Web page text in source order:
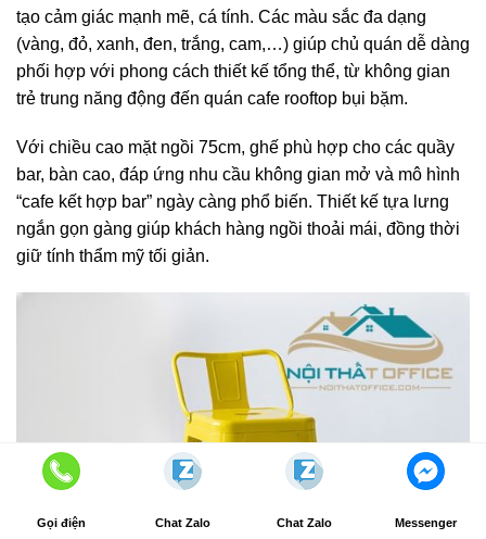
tạo cảm giác mạnh mẽ, cá tính. Các màu sắc đa dạng
(vàng, đỏ, xanh, đen, trắng, cam,…) giúp chủ quán dễ dàng
phối hợp với phong cách thiết kế tổng thể, từ không gian
trẻ trung năng động đến quán cafe rooftop bụi bặm.
Với chiều cao mặt ngồi 75cm, ghế phù hợp cho các quầy
bar, bàn cao, đáp ứng nhu cầu không gian mở và mô hình
“cafe kết hợp bar” ngày càng phổ biến. Thiết kế tựa lưng
ngắn gọn gàng giúp khách hàng ngồi thoải mái, đồng thời
giữ tính thẩm mỹ tối giản.
Gọi điện Chat Zalo Chat Zalo Messenger